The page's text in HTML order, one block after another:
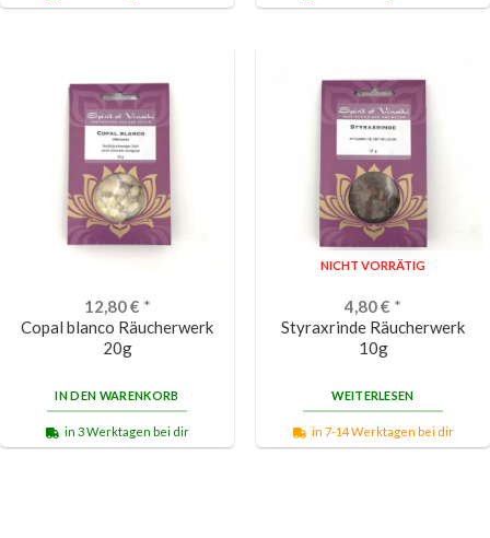
12,80€ *
Copal blanco Räucherwerk
20g
IN DEN WARENKORB
in 3 Werktagen bei dir
NICHT VORRÄTIG
4,80€ *
Styraxrinde Räucherwerk
10g
WEITERLESEN
in 7-14 Werktagen bei dir